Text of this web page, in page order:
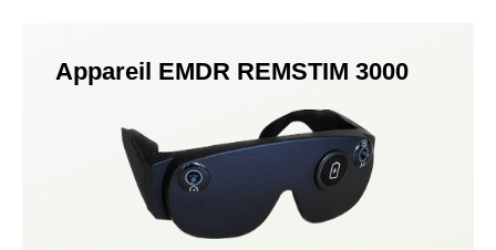
Appareil EMDR REMSTIM 3000